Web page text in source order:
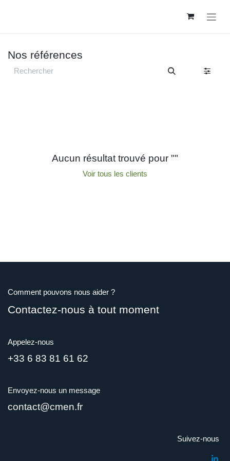
Nos références
Aucun résultat trouvé pour ""
Voir tous les clients
Comment pouvons nous aider ?
Contactez-nous à tout moment
Appelez-nous
+33 6 83 81 61 62
Envoyez-nous un message
contact@cmen.fr
Suivez-nous